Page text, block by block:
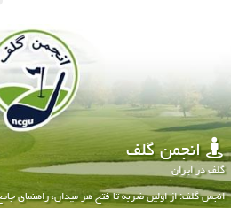
انجمن گلف
گلف در ایران
انجمن گلف: از اولین ضربه تا فتح هر میدان، راهنمای